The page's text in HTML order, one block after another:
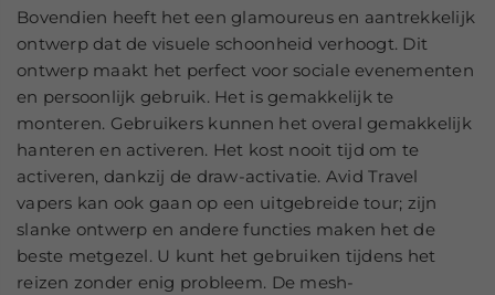
Bovendien heeft het een glamoureus en aantrekkelijk
ontwerp dat de visuele schoonheid verhoogt. Dit
ontwerp maakt het perfect voor sociale evenementen
en persoonlijk gebruik. Het is gemakkelijk te
monteren. Gebruikers kunnen het overal gemakkelijk
hanteren en activeren. Het kost nooit tijd om te
activeren, dankzij de draw-activatie. Avid Travel
vapers kan ook gaan op een uitgebreide tour; zijn
slanke ontwerp en andere functies maken het de
beste metgezel. U kunt het gebruiken tijdens het
reizen zonder enig probleem. De mesh-